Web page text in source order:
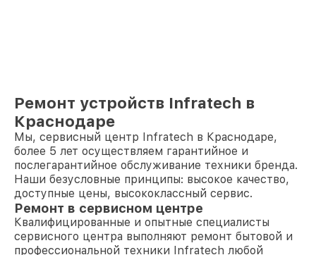
Ремонт устройств Infratech в
Краснодаре
Мы, сервисный центр Infratech в Краснодаре,
более 5 лет осуществляем гарантийное и
послегарантийное обслуживание техники бренда.
Наши безусловные принципы: высокое качество,
доступные цены, высококлассный сервис.
Ремонт в сервисном центре
Квалифицированные и опытные специалисты
сервисного центра выполняют ремонт бытовой и
профессиональной техники Infratech любой